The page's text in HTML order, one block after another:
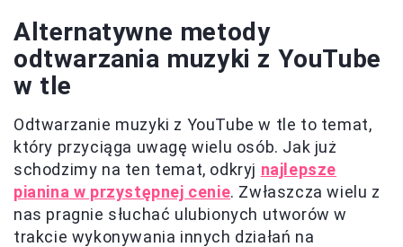
Alternatywne metody
odtwarzania muzyki z YouTube
w tle
Odtwarzanie muzyki z YouTube w tle to temat,
który przyciąga uwagę wielu osób. Jak już
schodzimy na ten temat, odkryj najlepsze
pianina w przystępnej cenie. Zwłaszcza wielu z
nas pragnie słuchać ulubionych utworów w
trakcie wykonywania innych działań na